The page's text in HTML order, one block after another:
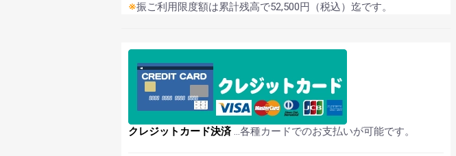
※振ご利用限度額は累計残高で52,500円（税込）迄です。
クレジットカード決済…各種カードでのお支払いが可能です。